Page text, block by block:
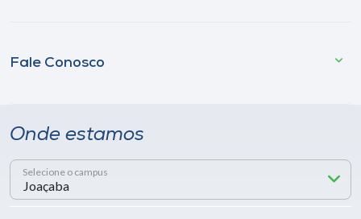
Fale Conosco
Onde estamos
Selecione o campus